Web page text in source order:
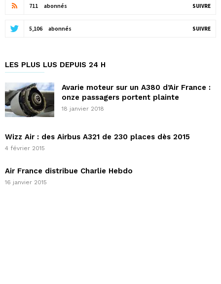
711 abonnés SUIVRE
5,106 abonnés SUIVRE
LES PLUS LUS DEPUIS 24 H
Avarie moteur sur un A380 d’Air France :
onze passagers portent plainte
18 janvier 2018
Wizz Air : des Airbus A321 de 230 places dès 2015
4 février 2015
Air France distribue Charlie Hebdo
16 janvier 2015